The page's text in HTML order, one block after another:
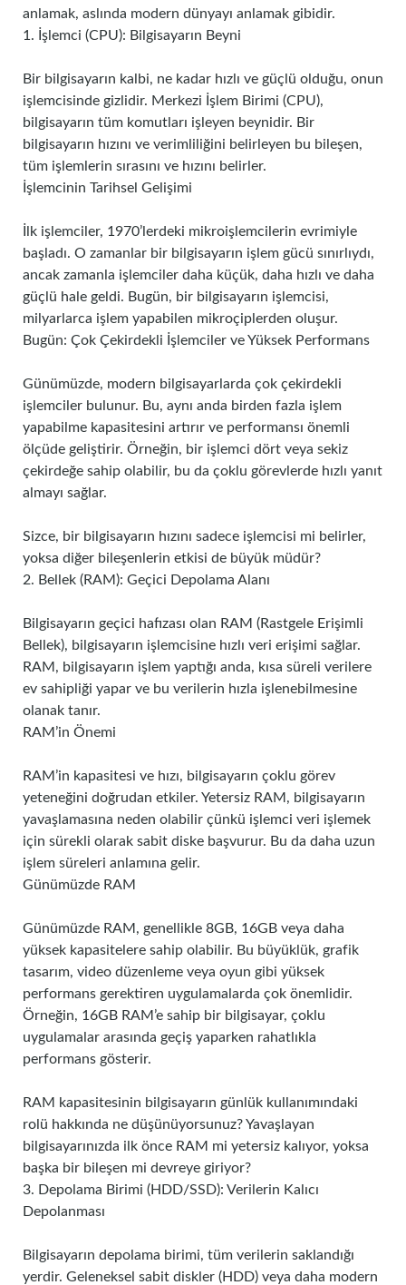
anlamak, aslında modern dünyayı anlamak gibidir.
1. İşlemci (CPU): Bilgisayarın Beyni
Bir bilgisayarın kalbi, ne kadar hızlı ve güçlü olduğu, onun
işlemcisinde gizlidir. Merkezi İşlem Birimi (CPU),
bilgisayarın tüm komutları işleyen beynidir. Bir
bilgisayarın hızını ve verimliliğini belirleyen bu bileşen,
tüm işlemlerin sırasını ve hızını belirler.
İşlemcinin Tarihsel Gelişimi
İlk işlemciler, 1970’lerdeki mikroişlemcilerin evrimiyle
başladı. O zamanlar bir bilgisayarın işlem gücü sınırlıydı,
ancak zamanla işlemciler daha küçük, daha hızlı ve daha
güçlü hale geldi. Bugün, bir bilgisayarın işlemcisi,
milyarlarca işlem yapabilen mikroçiplerden oluşur.
Bugün: Çok Çekirdekli İşlemciler ve Yüksek Performans
Günümüzde, modern bilgisayarlarda çok çekirdekli
işlemciler bulunur. Bu, aynı anda birden fazla işlem
yapabilme kapasitesini artırır ve performansı önemli
ölçüde geliştirir. Örneğin, bir işlemci dört veya sekiz
çekirdeğe sahip olabilir, bu da çoklu görevlerde hızlı yanıt
almayı sağlar.
Sizce, bir bilgisayarın hızını sadece işlemcisi mi belirler,
yoksa diğer bileşenlerin etkisi de büyük müdür?
2. Bellek (RAM): Geçici Depolama Alanı
Bilgisayarın geçici hafızası olan RAM (Rastgele Erişimli
Bellek), bilgisayarın işlemcisine hızlı veri erişimi sağlar.
RAM, bilgisayarın işlem yaptığı anda, kısa süreli verilere
ev sahipliği yapar ve bu verilerin hızla işlenebilmesine
olanak tanır.
RAM’in Önemi
RAM’in kapasitesi ve hızı, bilgisayarın çoklu görev
yeteneğini doğrudan etkiler. Yetersiz RAM, bilgisayarın
yavaşlamasına neden olabilir çünkü işlemci veri işlemek
için sürekli olarak sabit diske başvurur. Bu da daha uzun
işlem süreleri anlamına gelir.
Günümüzde RAM
Günümüzde RAM, genellikle 8GB, 16GB veya daha
yüksek kapasitelere sahip olabilir. Bu büyüklük, grafik
tasarım, video düzenleme veya oyun gibi yüksek
performans gerektiren uygulamalarda çok önemlidir.
Örneğin, 16GB RAM’e sahip bir bilgisayar, çoklu
uygulamalar arasında geçiş yaparken rahatlıkla
performans gösterir.
RAM kapasitesinin bilgisayarın günlük kullanımındaki
rolü hakkında ne düşünüyorsunuz? Yavaşlayan
bilgisayarınızda ilk önce RAM mi yetersiz kalıyor, yoksa
başka bir bileşen mi devreye giriyor?
3. Depolama Birimi (HDD/SSD): Verilerin Kalıcı
Depolanması
Bilgisayarın depolama birimi, tüm verilerin saklandığı
yerdir. Geleneksel sabit diskler (HDD) veya daha modern